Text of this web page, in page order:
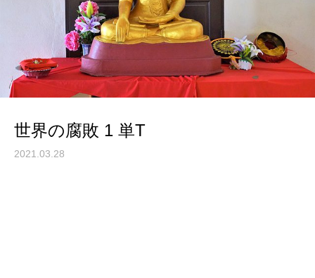
世界の腐敗 1 単T
2021.03.28